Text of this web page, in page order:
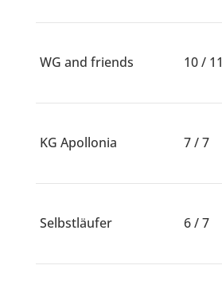
WG and friends 10 / 11
KG Apollonia 7 / 7
Selbstläufer 6 / 7